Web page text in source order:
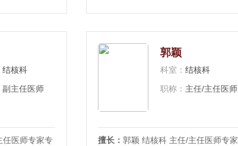
喘等疾病的
科杂病有独
发表学术论
一部，参编
科
口腔溃疡、慢性咳嗽、失眠、头痛等
内科杂病。社会兼职：山东省中西医
结合学会糖尿病专业委员会常务委员
结核科
副主任医师
任医师专家专
郭颖
科室： 结核科
职称： 主任/主任医师
擅长： 郭颖 结核科 主任/主任医师专家